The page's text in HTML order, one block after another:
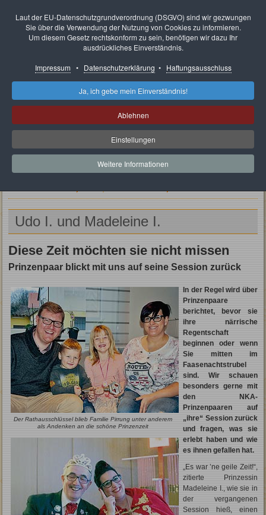
Neunkircher Karnevals
Ausschuss e.V.
Aktuelle Seite:Rückblick Prinzenpaar Session-Rückblick Udo I. und Madeleine I.
Udo I. und Madeleine I.
Diese Zeit möchten sie nicht missen
Prinzenpaar blickt mit uns auf seine Session zurück
Der Rathausschlüssel blieb Familie Pirrung unter anderem
als Andenken an die schöne Prinzenzeit
In der Regel wird über
Prinzenpaare
berichtet, bevor sie
ihre närrische
Regentschaft
beginnen oder wenn
Sie mitten im
Faasenachtstrubel
sind. Wir schauen
besonders gerne mit
den NKA-
Prinzenpaaren auf
„ihre“ Session zurück
und fragen, was sie
erlebt haben und wie
es ihnen gefallen hat.
„Es war ’ne geile Zeit!“,
zitierte Prinzessin
Madeleine I., wie sie in
der vergangenen
Session hieß, einen
Laut der EU-Datenschutzgrundverordnung (DSGVO) sind wir gezwungen
Sie über die Verwendung der Nutzung von Cookies zu informieren.
Um diesem Gesetz rechtskonform zu sein, benötigen wir dazu Ihr
ausdrückliches Einverständnis.
Impressum • Datenschutzerklärung • Haftungsausschluss
Ja, ich gebe mein Einverständnis!
Ablehnen
Einstellungen
Weitere Informationen